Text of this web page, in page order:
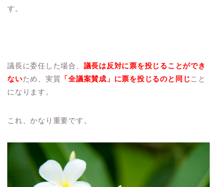
す。
議長に委任した場合、 議長は反対に票を投じることができ
ないため、実質 「全議案賛成」に票を投じるのと同じこと
になります。
これ、かなり重要です。